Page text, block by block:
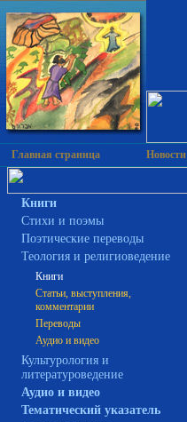
Главная страница Новости
Книги
Cтихи и поэмы
Поэтические переводы
Теология и религиоведение
Книги
Статьи, выступления,
комментарии
Переводы
Аудио и видео
Культурология и
литературоведение
Аудио и видео
Тематический указатель